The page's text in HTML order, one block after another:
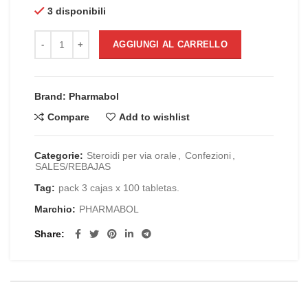
originale
era:
€120.00.
è:
€90.00.
3 disponibili
AGGIUNGI AL CARRELLO
Brand: Pharmabol
Compare
Add to wishlist
Categorie: Steroidi per via orale Confezioni
SALES/REBAJAS
Tag: pack 3 cajas x 100 tabletas.
Marchio: PHARMABOL
Share